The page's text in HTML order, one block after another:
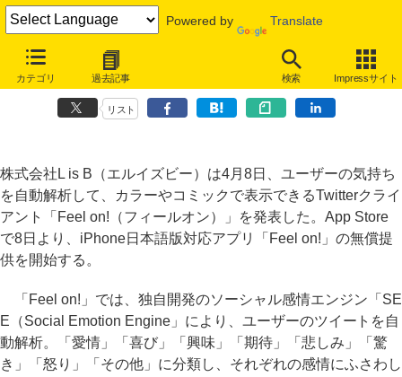
Powered by Translate
カテゴリ 過去記事 検索 Impressサイト
ユーザーの気持ちをコミックで表現、iPhone用無料Twitterアプリ
「Feel on!」
リスト
株式会社L is B（エルイズビー）は4月8日、ユーザーの気持ち
を自動解析して、カラーやコミックで表示できるTwitterクライ
アント「Feel on!（フィールオン）」を発表した。App Store
で8日より、iPhone日本語版対応アプリ「Feel on!」の無償提
供を開始する。
「Feel on!」では、独自開発のソーシャル感情エンジン「SE
E（Social Emotion Engine」により、ユーザーのツイートを自
動解析。「愛情」「喜び」「興味」「期待」「悲しみ」「驚
き」「怒り」「その他」に分類し、それぞれの感情にふさわし